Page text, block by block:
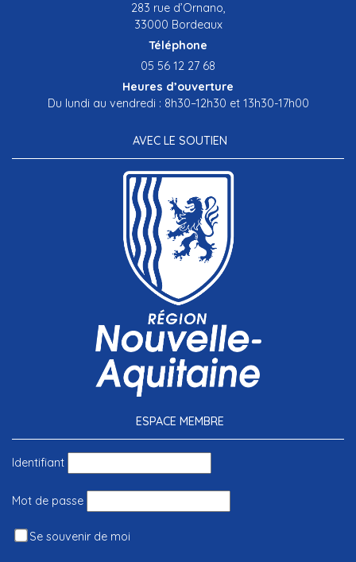
283 rue d’Ornano,
33000 Bordeaux
Téléphone
05 56 12 27 68
Heures d’ouverture
Du lundi au vendredi : 8h30–12h30 et 13h30-17h00
AVEC LE SOUTIEN
ESPACE MEMBRE
Identifiant
Mot de passe
Se souvenir de moi